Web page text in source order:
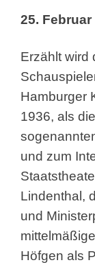
25. Februar
Erzählt wird
Hamburger
1936, als
und zum
Lindenthal,
und
Höfgen als